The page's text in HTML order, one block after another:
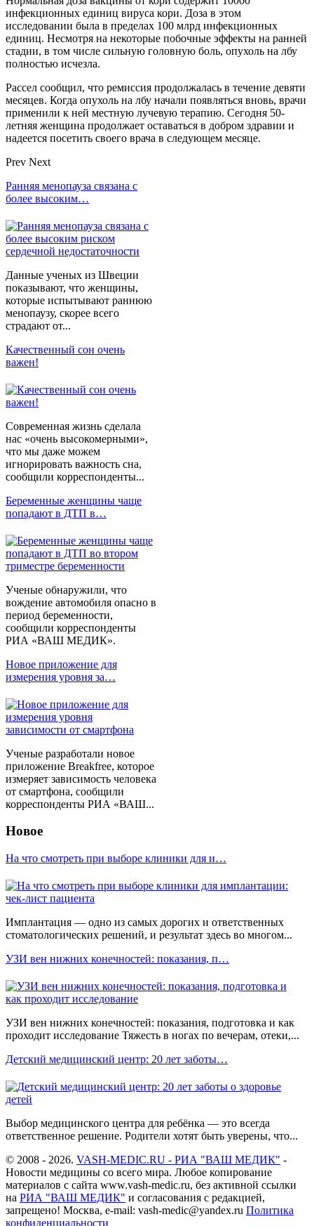
инфекционных единиц вируса кори. Доза в этом
исследовании была в пределах 100 млрд инфекционных
единиц. Несмотря на некоторые побочные эффекты на ранней
стадии, в том числе сильную головную боль, опухоль на лбу
полностью исчезла.
Рассел сообщил, что ремиссия продолжалась в течение девяти
месяцев. Когда опухоль на лбу начали появляться вновь, врачи
применили к ней местную лучевую терапию. Сегодня 50-
летняя женщина продолжает оставаться в добром здравии и
надеется посетить своего врача в следующем месяце.
Prev Next
Ранняя менопауза связана с
более высоким…
Данные ученых из Швеции
показывают, что женщины,
которые испытывают раннюю
менопаузу, скорее всего
страдают от...
Качественный сон очень
важен!
Современная жизнь сделала
нас «очень высокомерными»,
что мы даже можем
игнорировать важность сна,
сообщили корреспонденты...
Беременные женщины чаще
попадают в ДТП в…
Ученые обнаружили, что
вождение автомобиля опасно в
период беременности,
сообщили корреспонденты
РИА «ВАШ МЕДИК».
Новое приложение для
измерения уровня за…
Ученые разработали новое
приложение Breakfree, которое
измеряет зависимость человека
от смартфона, сообщили
корреспонденты РИА «ВАШ...
Новое
На что смотреть при выборе клиники для и…
Имплантация — одно из самых дорогих и ответственных
стоматологических решений, и результат здесь во многом...
УЗИ вен нижних конечностей: показания, п…
УЗИ вен нижних конечностей: показания, подготовка и как
проходит исследование Тяжесть в ногах по вечерам, отеки,...
Детский медицинский центр: 20 лет заботы…
Выбор медицинского центра для ребёнка — это всегда
ответственное решение. Родители хотят быть уверены, что...
© 2008 - 2026. VASH-MEDIC.RU - РИА "ВАШ МЕДИК" -
Новости медицины со всего мира. Любое копирование
материалов с сайта www.vash-medic.ru, без активной ссылки
на РИА "ВАШ МЕДИК" и согласования с редакцией,
запрещено! Москва, e-mail: vash-medic@yandex.ru Политика
конфиденциальности